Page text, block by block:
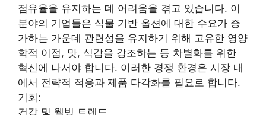
점유율을 유지하는 데 어려움을 겪고 있습니다. 이
분야의 기업들은 식물 기반 옵션에 대한 수요가 증
가하는 가운데 관련성을 유지하기 위해 고유한 영양
학적 이점, 맛, 식감을 강조하는 등 차별화를 위한
혁신에 나서야 합니다. 이러한 경쟁 환경은 시장 내
에서 전략적 적응과 제품 다각화를 필요로 합니다.
기회:
건강 및 웰빙 트렌드